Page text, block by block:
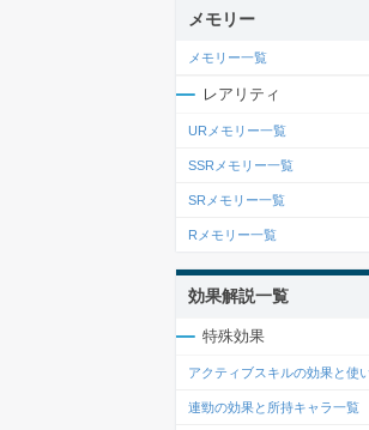
メモリー
メモリー一覧
レアリティ
URメモリー一覧
SSRメモリー一覧
SRメモリー一覧
Rメモリー一覧
効果解説一覧
特殊効果
アクティブスキルの効果と使
連勁の効果と所持キャラ一覧